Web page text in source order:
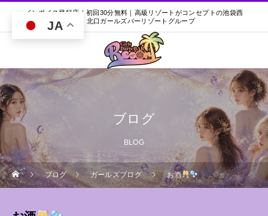
インボイス登録店｜初回30分無料｜高級リゾートがコンセプトの池袋西
口・北口ガールズバーリゾートグループ
ブログ
BLOG
ブログ ガールズブログ お酒
JA